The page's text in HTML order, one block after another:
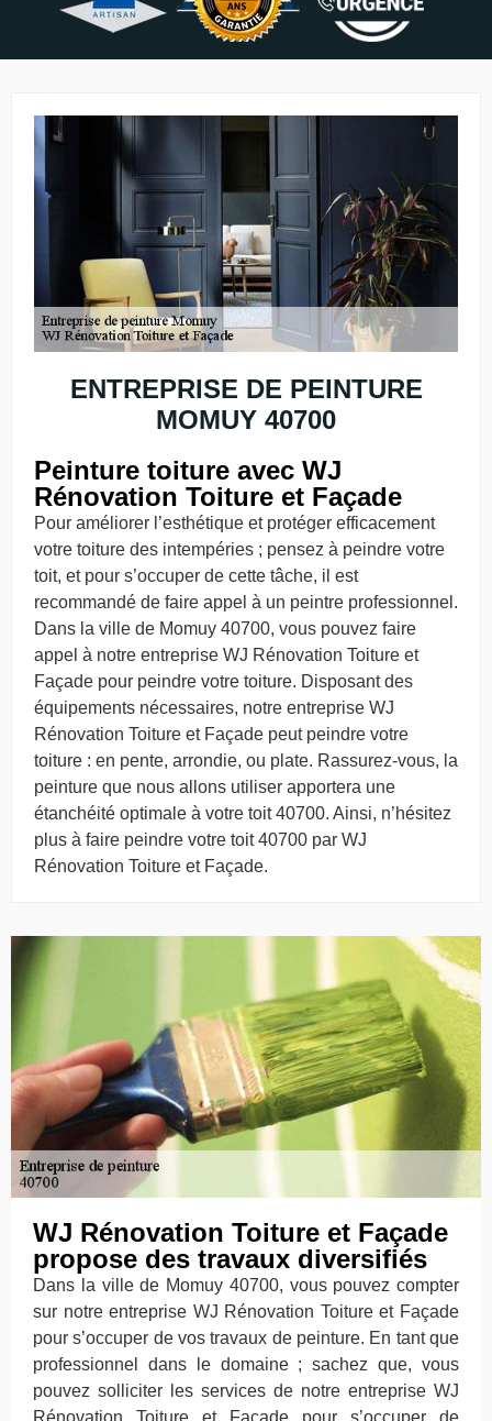
ENTREPRISE DE PEINTURE
MOMUY 40700
Peinture toiture avec WJ
Rénovation Toiture et Façade
Pour améliorer l’esthétique et protéger efficacement
votre toiture des intempéries ; pensez à peindre votre
toit, et pour s’occuper de cette tâche, il est
recommandé de faire appel à un peintre professionnel.
Dans la ville de Momuy 40700, vous pouvez faire
appel à notre entreprise WJ Rénovation Toiture et
Façade pour peindre votre toiture. Disposant des
équipements nécessaires, notre entreprise WJ
Rénovation Toiture et Façade peut peindre votre
toiture : en pente, arrondie, ou plate. Rassurez-vous, la
peinture que nous allons utiliser apportera une
étanchéité optimale à votre toit 40700. Ainsi, n’hésitez
plus à faire peindre votre toit 40700 par WJ
Rénovation Toiture et Façade.
WJ Rénovation Toiture et Façade
propose des travaux diversifiés
Dans la ville de Momuy 40700, vous pouvez compter
sur notre entreprise WJ Rénovation Toiture et Façade
pour s’occuper de vos travaux de peinture. En tant que
professionnel dans le domaine ; sachez que, vous
pouvez solliciter les services de notre entreprise WJ
Rénovation Toiture et Façade pour s’occuper de